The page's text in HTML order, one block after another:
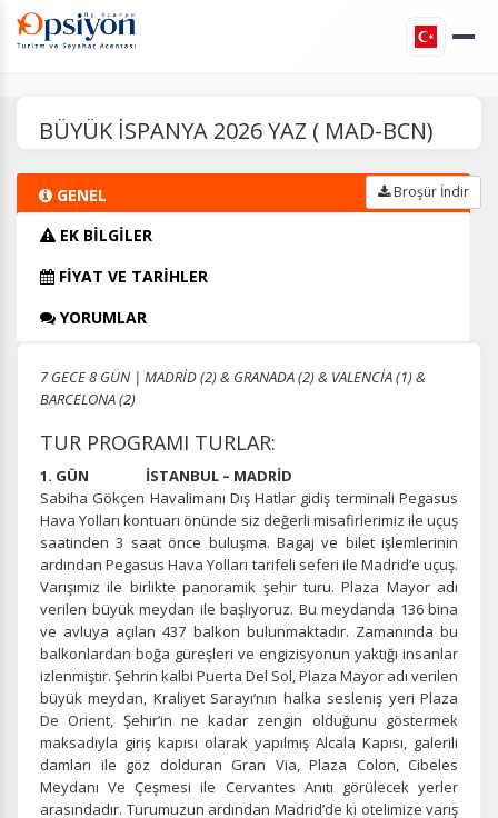
BÜYÜK İSPANYA 2026 YAZ ( MAD-BCN)
GENEL
EK BİLGİLER
FİYAT VE TARİHLER
YORUMLAR
Broşür İndir
7 GECE 8 GÜN | MADRİD (2) & GRANADA (2) & VALENCİA (1) &
BARCELONA (2)
TUR PROGRAMI TURLAR:
1. GÜN İSTANBUL – MADRİD
Sabiha Gökçen Havalimanı Dış Hatlar gidiş terminali Pegasus
Hava Yolları kontuarı önünde siz değerli misafirlerimiz ile uçuş
saatinden 3 saat önce buluşma. Bagaj ve bilet işlemlerinin
ardından Pegasus Hava Yolları tarifeli seferi ile Madrid’e uçuş.
Varışımız ile birlikte panoramik şehir turu. Plaza Mayor adı
verilen büyük meydan ile başlıyoruz. Bu meydanda 136 bina
ve avluya açılan 437 balkon bulunmaktadır. Zamanında bu
balkonlardan boğa güreşleri ve engizisyonun yaktığı insanlar
izlenmiştir. Şehrin kalbi Puerta Del Sol, Plaza Mayor adı verilen
büyük meydan, Kraliyet Sarayı’nın halka sesleniş yeri Plaza
De Orient, Şehir’in ne kadar zengin olduğunu göstermek
maksadıyla giriş kapısı olarak yapılmış Alcala Kapısı, galerili
damları ile göz dolduran Gran Via, Plaza Colon, Cibeles
Meydanı Ve Çeşmesi ile Cervantes Anıtı görülecek yerler
arasındadır. Turumuzun ardından Madrid’de ki otelimize varış